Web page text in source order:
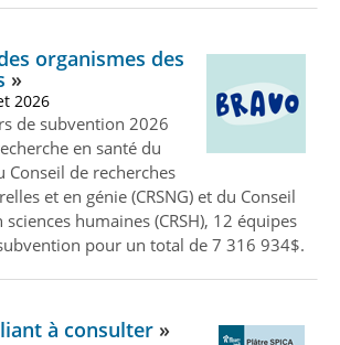
organismes des
2026
de subvention 2026
en santé du
Conseil de recherches
et en génie (CRSNG) et du Conseil
humaines (CRSH), 12 équipes
pour un total de 7 316 934$.
à consulter